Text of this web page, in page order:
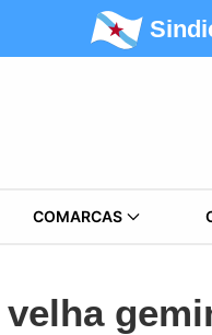
COMARCAS